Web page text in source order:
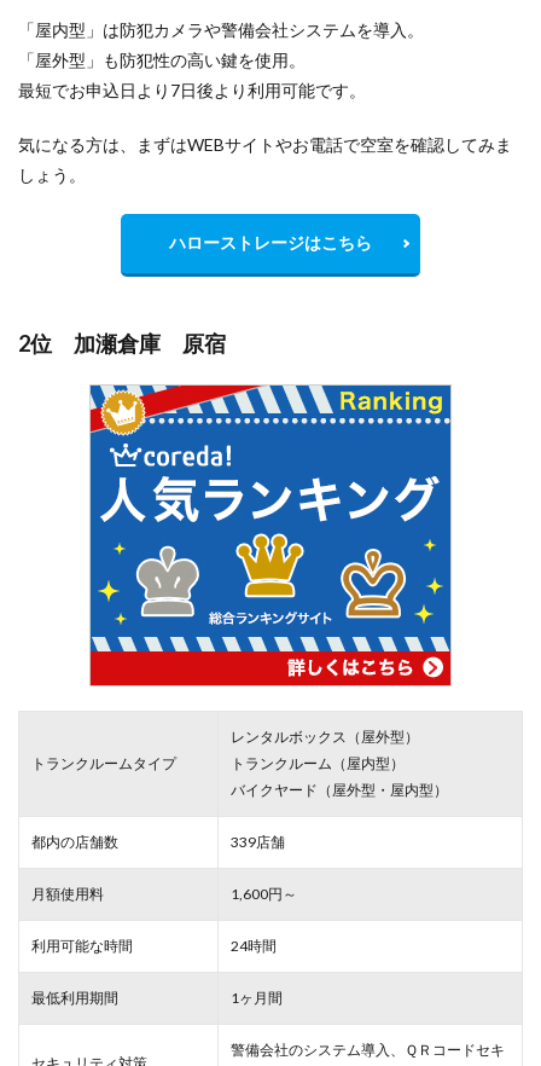
「屋内型」は防犯カメラや警備会社システムを導入。
「屋外型」も防犯性の高い鍵を使用。
最短でお申込日より7日後より利用可能です。
気になる方は、まずはWEBサイトやお電話で空室を確認してみま
しょう。
ハローストレージはこちら
2位 加瀬倉庫 原宿
トランクルームタイプ
レンタルボックス（屋外型）
トランクルーム（屋内型）
バイクヤード（屋外型・屋内型）
都内の店舗数 339店舗
月額使用料 1,600円～
利用可能な時間 24時間
最低利用期間 1ヶ月間
警備会社のシステム導入、ＱＲコードセキ